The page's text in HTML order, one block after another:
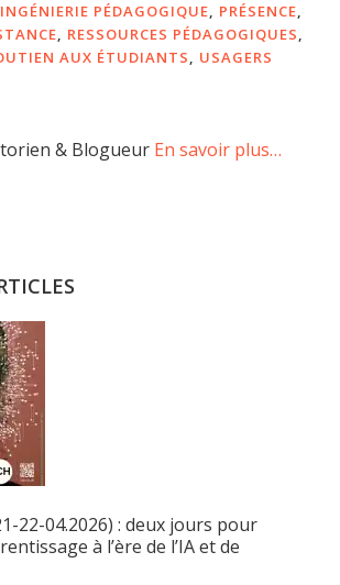
INGÉNIERIE PÉDAGOGIQUE, PRÉSENCE,
, RESSOURCES PÉDAGOGIQUES,
AUX ÉTUDIANTS, USAGERS
& Blogueur En savoir plus…
22-04.2026) : deux jours pour
à l’ère de l’IA et de